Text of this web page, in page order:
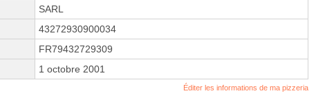
SARL
43272930900034
FR79432729309
1 octobre 2001
Éditer les informations de ma pizzeria